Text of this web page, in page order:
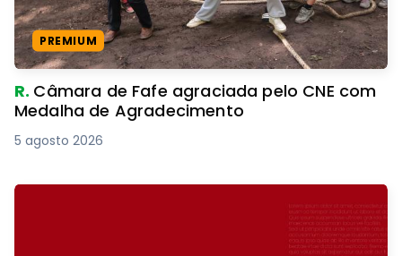
PREMIUM
R. Câmara de Fafe agraciada pelo CNE com
Medalha de Agradecimento
5 agosto 2026